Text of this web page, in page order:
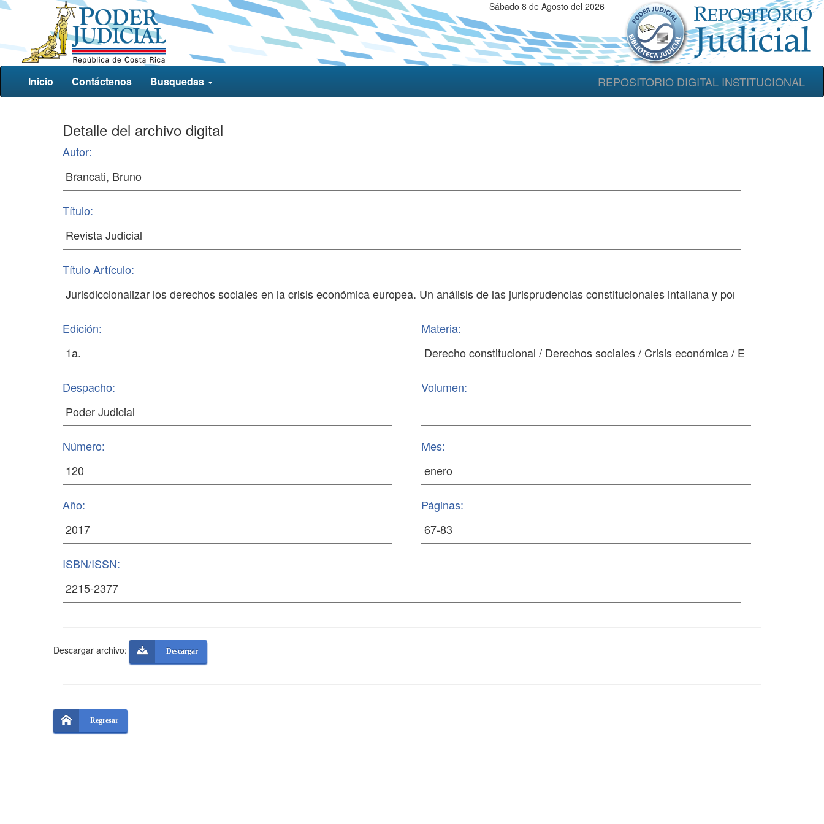
Sábado 8 de Agosto del 2026
REPOSITORIO DIGITAL INSTITUCIONAL
Inicio Contáctenos Busquedas
Detalle del archivo digital
Autor:
Título:
Título Artículo:
Edición: Materia:
Despacho: Volumen:
Número: Mes:
Año: Páginas:
ISBN/ISSN:
Descargar archivo: Descargar
Regresar